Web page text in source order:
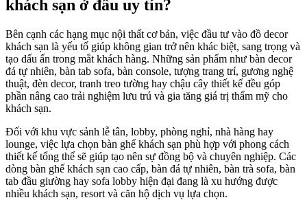
khách sạn ở đâu uy tín?
Bên cạnh các hạng mục nội thất cơ bản, việc đầu tư vào đồ decor
khách sạn là yếu tố giúp không gian trở nên khác biệt, sang trọng và
tạo dấu ấn trong mắt khách hàng. Những sản phẩm như bàn decor
đá tự nhiên, bàn tab sofa, bàn console, tượng trang trí, gương nghệ
thuật, đèn decor, tranh treo tường hay chậu cây thiết kế đều góp
phần nâng cao trải nghiệm lưu trú và gia tăng giá trị thẩm mỹ cho
khách sạn.
Đối với khu vực sảnh lễ tân, lobby, phòng nghỉ, nhà hàng hay
lounge, việc lựa chọn bàn ghế khách sạn phù hợp với phong cách
thiết kế tổng thể sẽ giúp tạo nên sự đồng bộ và chuyên nghiệp. Các
dòng bàn ghế khách sạn cao cấp, bàn đá tự nhiên, bàn trà sofa, bàn
tab đầu giường hay sofa lobby hiện đại đang là xu hướng được
nhiều khách sạn, resort và căn hộ dịch vụ lựa chọn.